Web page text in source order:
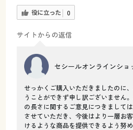
役に立った 0
サイトからの返信
セシールオンラインショ
せっかくご購入いただきましたのに
うことができず申し訳ございません
の長さに関するご意見につきまして
させていただき、今後はより一層お
けるような商品を提供できるよう努